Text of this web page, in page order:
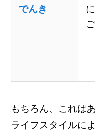
でんき
もちろん、これは
ライフスタイルに